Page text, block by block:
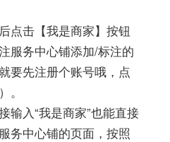
点击【我是商家】按钮
服务中心铺添加/标注的
要先注册个账号哦，点
输入“我是商家”也能直接
务中心铺的页面，按照